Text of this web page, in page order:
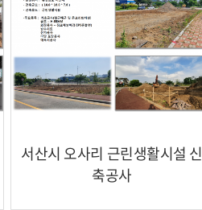
서산시 오사리 근린생활시설 신
축공사